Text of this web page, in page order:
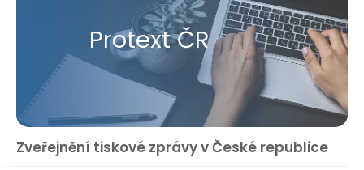
Protext ČR
Zveřejnění tiskové zprávy v České republice